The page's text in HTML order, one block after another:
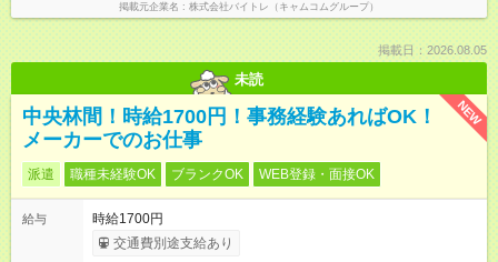
掲載元企業名 株式会社バイトレ（キャムコムグループ）
掲載日：2026.08.05
未読
NEW
中央林間！時給1700円！事務経験あればOK！
メーカーでのお仕事
派遣 職種未経験OK ブランクOK WEB登録・面接OK
給与
時給1700円
交通費別途支給あり